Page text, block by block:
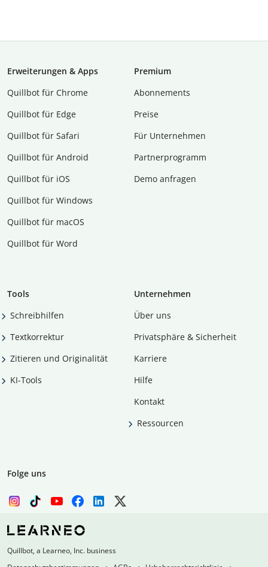
Erweiterungen & Apps
Quillbot für Chrome
Quillbot für Edge
Quillbot für Safari
Quillbot für Android
Quillbot für iOS
Quillbot für Windows
Quillbot für macOS
Quillbot für Word
Premium
Abon­ne­ments
Preise
Für Unternehmen
Partnerprogramm
Demo anfragen
Tools
Schreibhilfen
Textkorrektur
Zitieren und Originalität
KI-Tools
Unternehmen
Über uns
Privatsphäre & Sicherheit
Karriere
Hilfe
Kontakt
Ressourcen
Folge uns
Quillbot, a Learneo, Inc. business